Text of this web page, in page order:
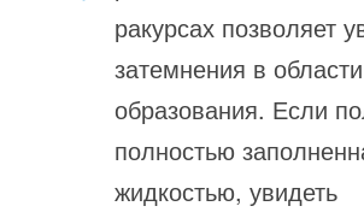
ракурсах позволяет
затемнения в области
образования. Если
полностью
жидкостью, увидеть